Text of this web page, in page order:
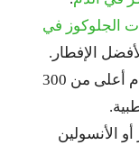
الجلوكوز في
إذا كانت مستويات الجلوكوز في الدم أعلى من 300
الأنسولين